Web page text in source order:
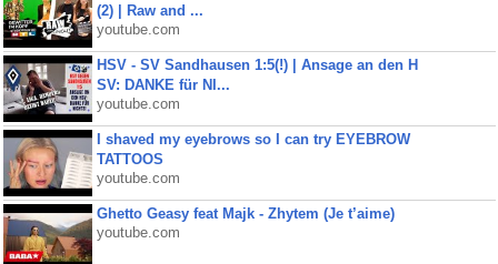
(2) | Raw and ...
youtube.com
HSV - SV Sandhausen 1:5(!) | Ansage an den H
SV: DANKE für NI...
youtube.com
I shaved my eyebrows so I can try EYEBROW
TATTOOS
youtube.com
Ghetto Geasy feat Majk - Zhytem (Je t’aime)
youtube.com